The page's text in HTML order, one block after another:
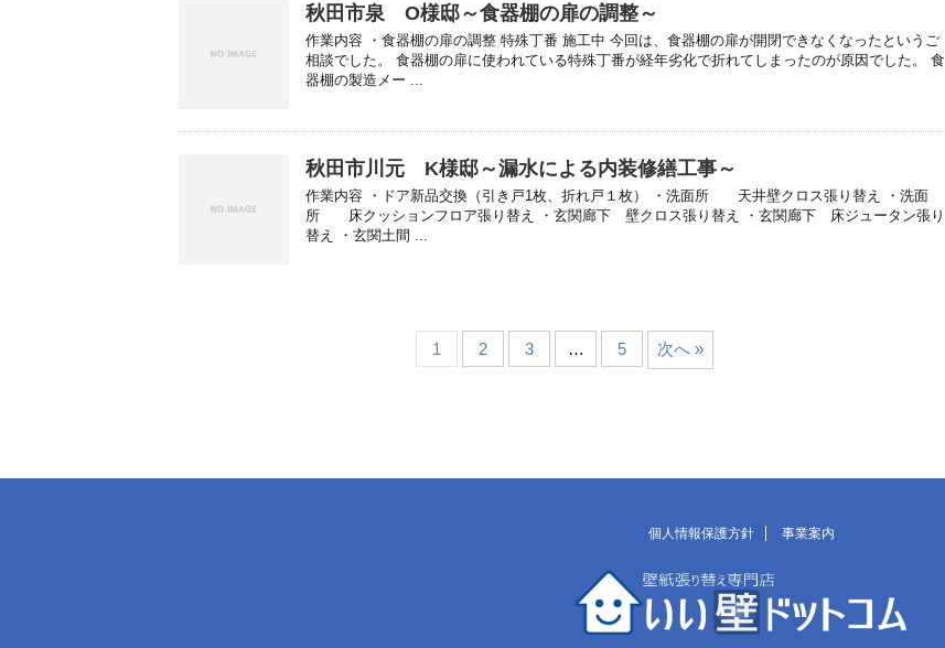
秋田市泉 O様邸～食器棚の扉の調整～
作業内容 ・食器棚の扉の調整 特殊丁番 施工中 今回は、食器棚の扉が開閉できなくなったというご
相談でした。 食器棚の扉に使われている特殊丁番が経年劣化で折れてしまったのが原因でした。 食
器棚の製造メー ...
秋田市川元 K様邸～漏水による内装修繕工事～
作業内容 ・ドア新品交換（引き戸1枚、折れ戸１枚） ・洗面所 天井壁クロス張り替え ・洗面
所 床クッションフロア張り替え ・玄関廊下 壁クロス張り替え ・玄関廊下 床ジュータン張り
替え ・玄関土間 ...
1 2 3 … 5 次へ »
個人情報保護方針 事業案内